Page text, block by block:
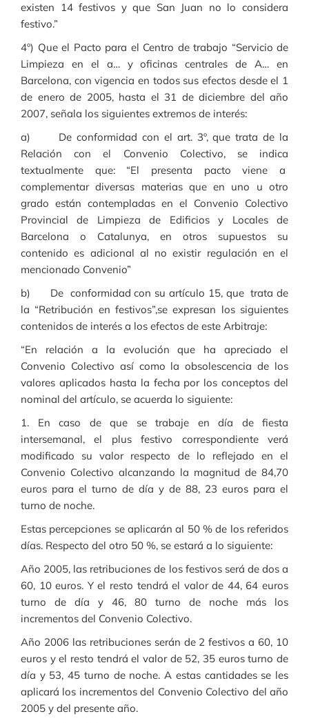
existen 14 festivos y que San Juan no lo considera
festivo.”
4º) Que el Pacto para el Centro de trabajo “Servicio de
Limpieza en el a… y oficinas centrales de A… en
Barcelona, con vigencia en todos sus efectos desde el 1
de enero de 2005, hasta el 31 de diciembre del año
2007, señala los siguientes extremos de interés:
a) De conformidad con el art. 3º, que trata de la
Relación con el Convenio Colectivo, se indica
textualmente que: “El presenta pacto viene a
complementar diversas materias que en uno u otro
grado están contempladas en el Convenio Colectivo
Provincial de Limpieza de Edificios y Locales de
Barcelona o Catalunya, en otros supuestos su
contenido es adicional al no existir regulación en el
mencionado Convenio”
b) De conformidad con su artículo 15, que trata de
la “Retribución en festivos”,se expresan los siguientes
contenidos de interés a los efectos de este Arbitraje:
“En relación a la evolución que ha apreciado el
Convenio Colectivo así como la obsolescencia de los
valores aplicados hasta la fecha por los conceptos del
nominal del artículo, se acuerda lo siguiente:
1. En caso de que se trabaje en día de fiesta
intersemanal, el plus festivo correspondiente verá
modificado su valor respecto de lo reflejado en el
Convenio Colectivo alcanzando la magnitud de 84,70
euros para el turno de día y de 88, 23 euros para el
turno de noche.
Estas percepciones se aplicarán al 50 % de los referidos
días. Respecto del otro 50 %, se estará a lo siguiente:
Año 2005, las retribuciones de los festivos será de dos a
60, 10 euros. Y el resto tendrá el valor de 44, 64 euros
turno de día y 46, 80 turno de noche más los
incrementos del Convenio Colectivo.
Año 2006 las retribuciones serán de 2 festivos a 60, 10
euros y el resto tendrá el valor de 52, 35 euros turno de
día y 53, 45 turno de noche. A estas cantidades se les
aplicará los incrementos del Convenio Colectivo del año
2005 y del presente año.